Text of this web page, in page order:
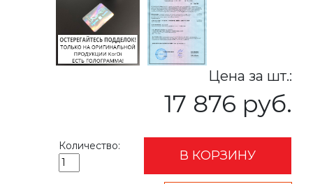
Цена за шт.:
17 876 руб.
Количество:
В КОРЗИНУ